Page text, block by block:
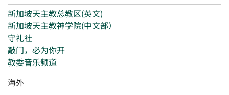
新加坡天主教总教区(英文)
新加坡天主教神学院(中文部）
守礼社
敲门，必为你开
教委音乐频道
海外